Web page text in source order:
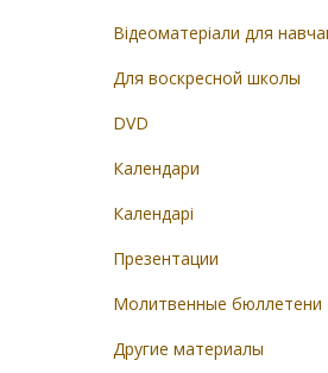
Відеоматеріали для
Для воскресной школы
DVD
Календари
Календарі
Презентации
Молитвенные бюллетени
Другие материалы